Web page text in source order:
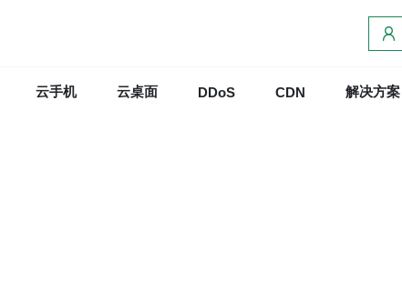
云手机 云桌面 DDoS CDN 解决方案